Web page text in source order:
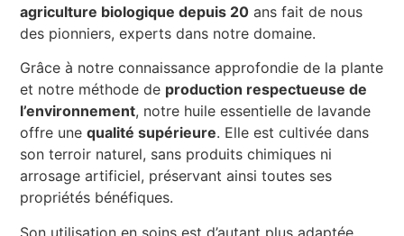
agriculture biologique depuis 20 ans fait de nous
des pionniers, experts dans notre domaine.
Grâce à notre connaissance approfondie de la plante
et notre méthode de production respectueuse de
l’environnement, notre huile essentielle de lavande
offre unequalité supérieure. Elle est cultivée dans
son terroir naturel, sans produits chimiques ni
arrosage artificiel, préservant ainsi toutes ses
propriétés bénéfiques.
Son utilisation en soins est d’autant plus adaptée